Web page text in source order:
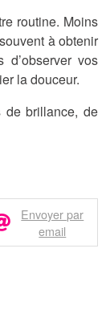
routine. Moins
à obtenir
vos
la douceur.
de brillance, de
Envoyer par
email